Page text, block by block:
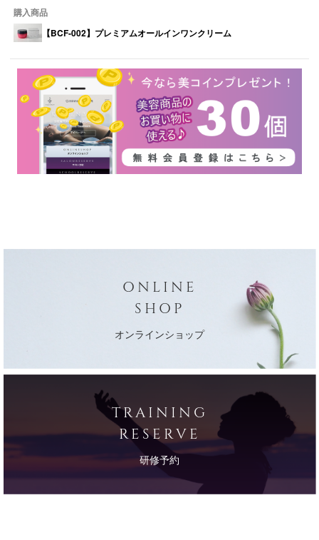
購入商品
【BCF-002】プレミアムオールインワンクリーム
ONLINE
SHOP
オンラインショップ
TRAINING
RESERVE
研修予約